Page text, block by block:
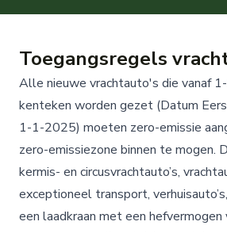
Toegangsregels
Alle nieuwe vrachtauto's die vanaf
kenteken worden gezet (Datum
1-1-2025) moeten zero-emissie
zero-emissiezone binnen te mogen.
kermis- en circusvrachtauto’s,
exceptioneel transport,
een laadkraan met een